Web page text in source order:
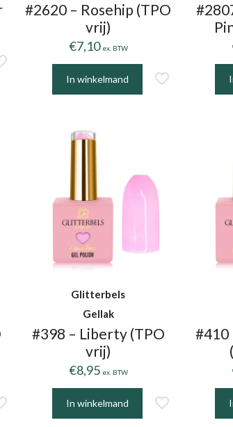
#2620 – Rosehip (TPO
vrij)
€7,10 ex. BTW
In winkelmand
Glitterbels
Gellak
#398 – Liberty (TPO
vrij)
€8,95 ex. BTW
In winkelmand
#410